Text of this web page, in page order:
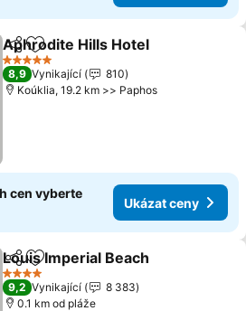
SdíletPřidat na seznam oblíbených
Aphrodite Hills Hotel
5 Počet hvězdiček
8,9 Vynikající
810
Koúklia, 19.2 km >> Paphos
cen vyberte
Ukázat ceny
SdíletPřidat na seznam oblíbených
Louis Imperial Beach
4 Počet hvězdiček
9,2 Vynikající
8 383
0.1 km od pláže